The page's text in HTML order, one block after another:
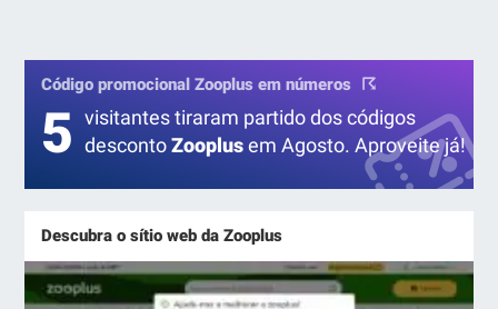
Código promocional Zooplus em números
5 visitantes tiraram partido dos códigos
descontoZooplusem Agosto. Aproveite já!
Descubra o sítio web da Zooplus